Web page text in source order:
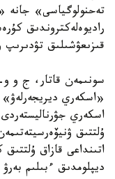
تەحنولوگياسى» جانە
راديوەلەكتروندىق
قىزىعۋشىلىق تۋدىرىپ
سونىمەن قاتار، ج و
«اسكەري ديريجەرلەۋ»
اسكەري جۋرناليستەردى
ۇلتتىق
اتىنداعى قازاق
ديپلومدىق ءبىلىم